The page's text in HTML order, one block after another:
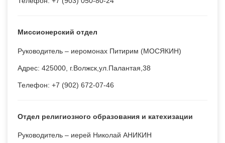
Миссионерский отдел
Руководитель – иеромонах Питирим (МОСЯКИН)
Адрес: 425000, г.Волжск,ул.Палантая,38
Телефон: +7 (902) 672-07-46
Отдел религиозного образования и катехизации
Руководитель – иерей Николай АНИКИН